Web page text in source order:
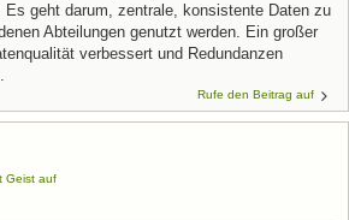
Es geht darum, zentrale, konsistente Daten zu
Abteilungen genutzt werden. Ein großer
verbessert und Redundanzen
Rufe den Beitrag auf
Geist auf